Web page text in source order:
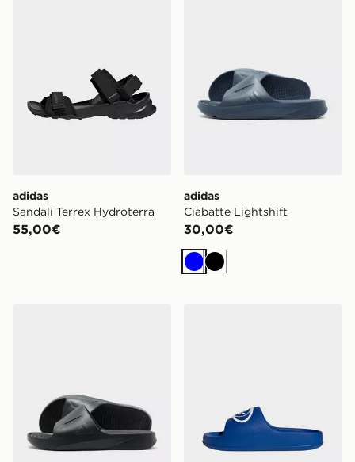
adidas
Sandali Terrex Hydroterra
55,00€
adidas
Ciabatte Lightshift
30,00€
BluNero